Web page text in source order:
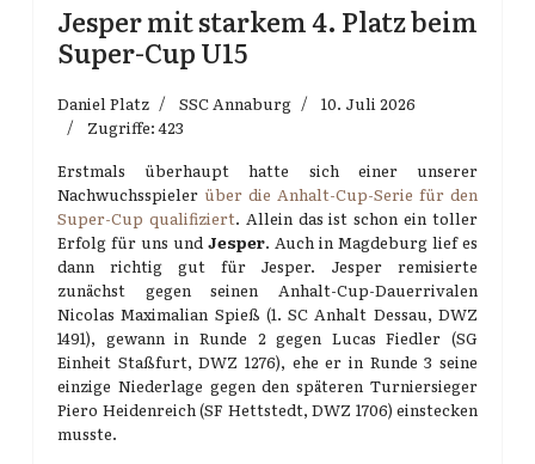
Jesper mit starkem 4. Platz beim
Super-Cup U15
Daniel Platz SSC Annaburg
10. Juli 2026
Zugriffe: 423
Erstmals überhaupt hatte sich einer unserer
Nachwuchsspieler über die Anhalt-Cup-Serie für den
Super-Cup qualifiziert. Allein das ist schon ein toller
Erfolg für uns und Jesper. Auch in Magdeburg lief es
dann richtig gut für Jesper. Jesper remisierte
zunächst gegen seinen Anhalt-Cup-Dauerrivalen
Nicolas Maximalian Spieß (1. SC Anhalt Dessau, DWZ
1491), gewann in Runde 2 gegen Lucas Fiedler (SG
Einheit Staßfurt, DWZ 1276), ehe er in Runde 3 seine
einzige Niederlage gegen den späteren Turniersieger
Piero Heidenreich (SF Hettstedt, DWZ 1706) einstecken
musste.